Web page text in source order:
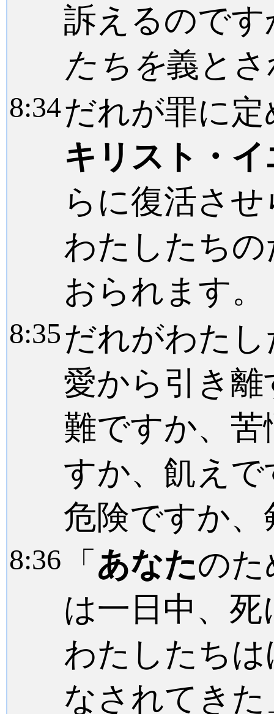
訴えるので
たちを義と
8:34だれが罪に
キリスト・
らに復活さ
わたしたち
おられます。
8:35だれがわた
愛から引き
難ですか、
すか、飢え
危険ですか
8:36 「 あなたの
は一日中、
わたしたち
なされてき